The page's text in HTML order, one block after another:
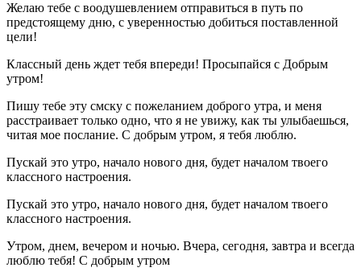
Желаю тебе с воодушевлением отправиться в путь по
предстоящему дню, с уверенностью добиться поставленной
цели!
Классный день ждет тебя впереди! Просыпайся с Добрым
утром!
Пишу тебе эту смску с пожеланием доброго утра, и меня
расстраивает только одно, что я не увижу, как ты улыбаешься,
читая мое послание. С добрым утром, я тебя люблю.
Пускай это утро, начало нового дня, будет началом твоего
классного настроения.
Пускай это утро, начало нового дня, будет началом твоего
классного настроения.
Утром, днем, вечером и ночью. Вчера, сегодня, завтра и всегда
люблю тебя! С добрым утром